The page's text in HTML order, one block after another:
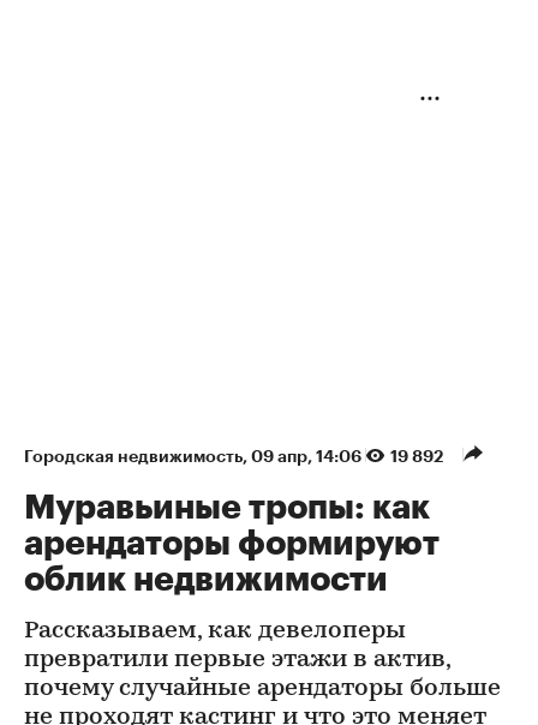
Городская недвижимость⁠, 09 апр, 14:06 19 892
Муравьиные тропы: как
арендаторы формируют
облик недвижимости
Рассказываем, как девелоперы
превратили первые этажи в актив,
почему случайные арендаторы больше
не проходят кастинг и что это меняет